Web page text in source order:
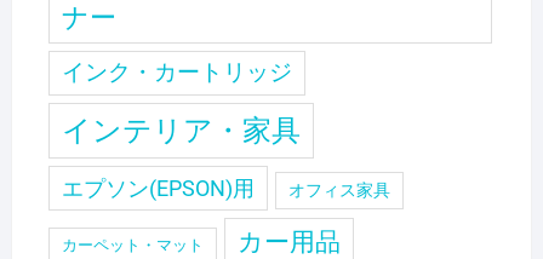
ナー
インク・カートリッジ
インテリア・家具
エプソン(EPSON)用 オフィス家具
カーペット・マット カー用品